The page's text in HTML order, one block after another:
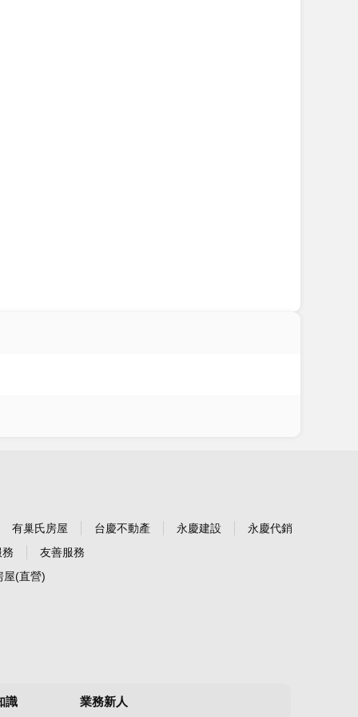
有巢氏房屋 台慶不動產 永慶建設
永慶代銷
友善服務
屋(直營)
識 業務新人